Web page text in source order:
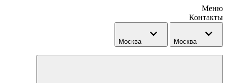
Меню
Контакты
Москва Москва